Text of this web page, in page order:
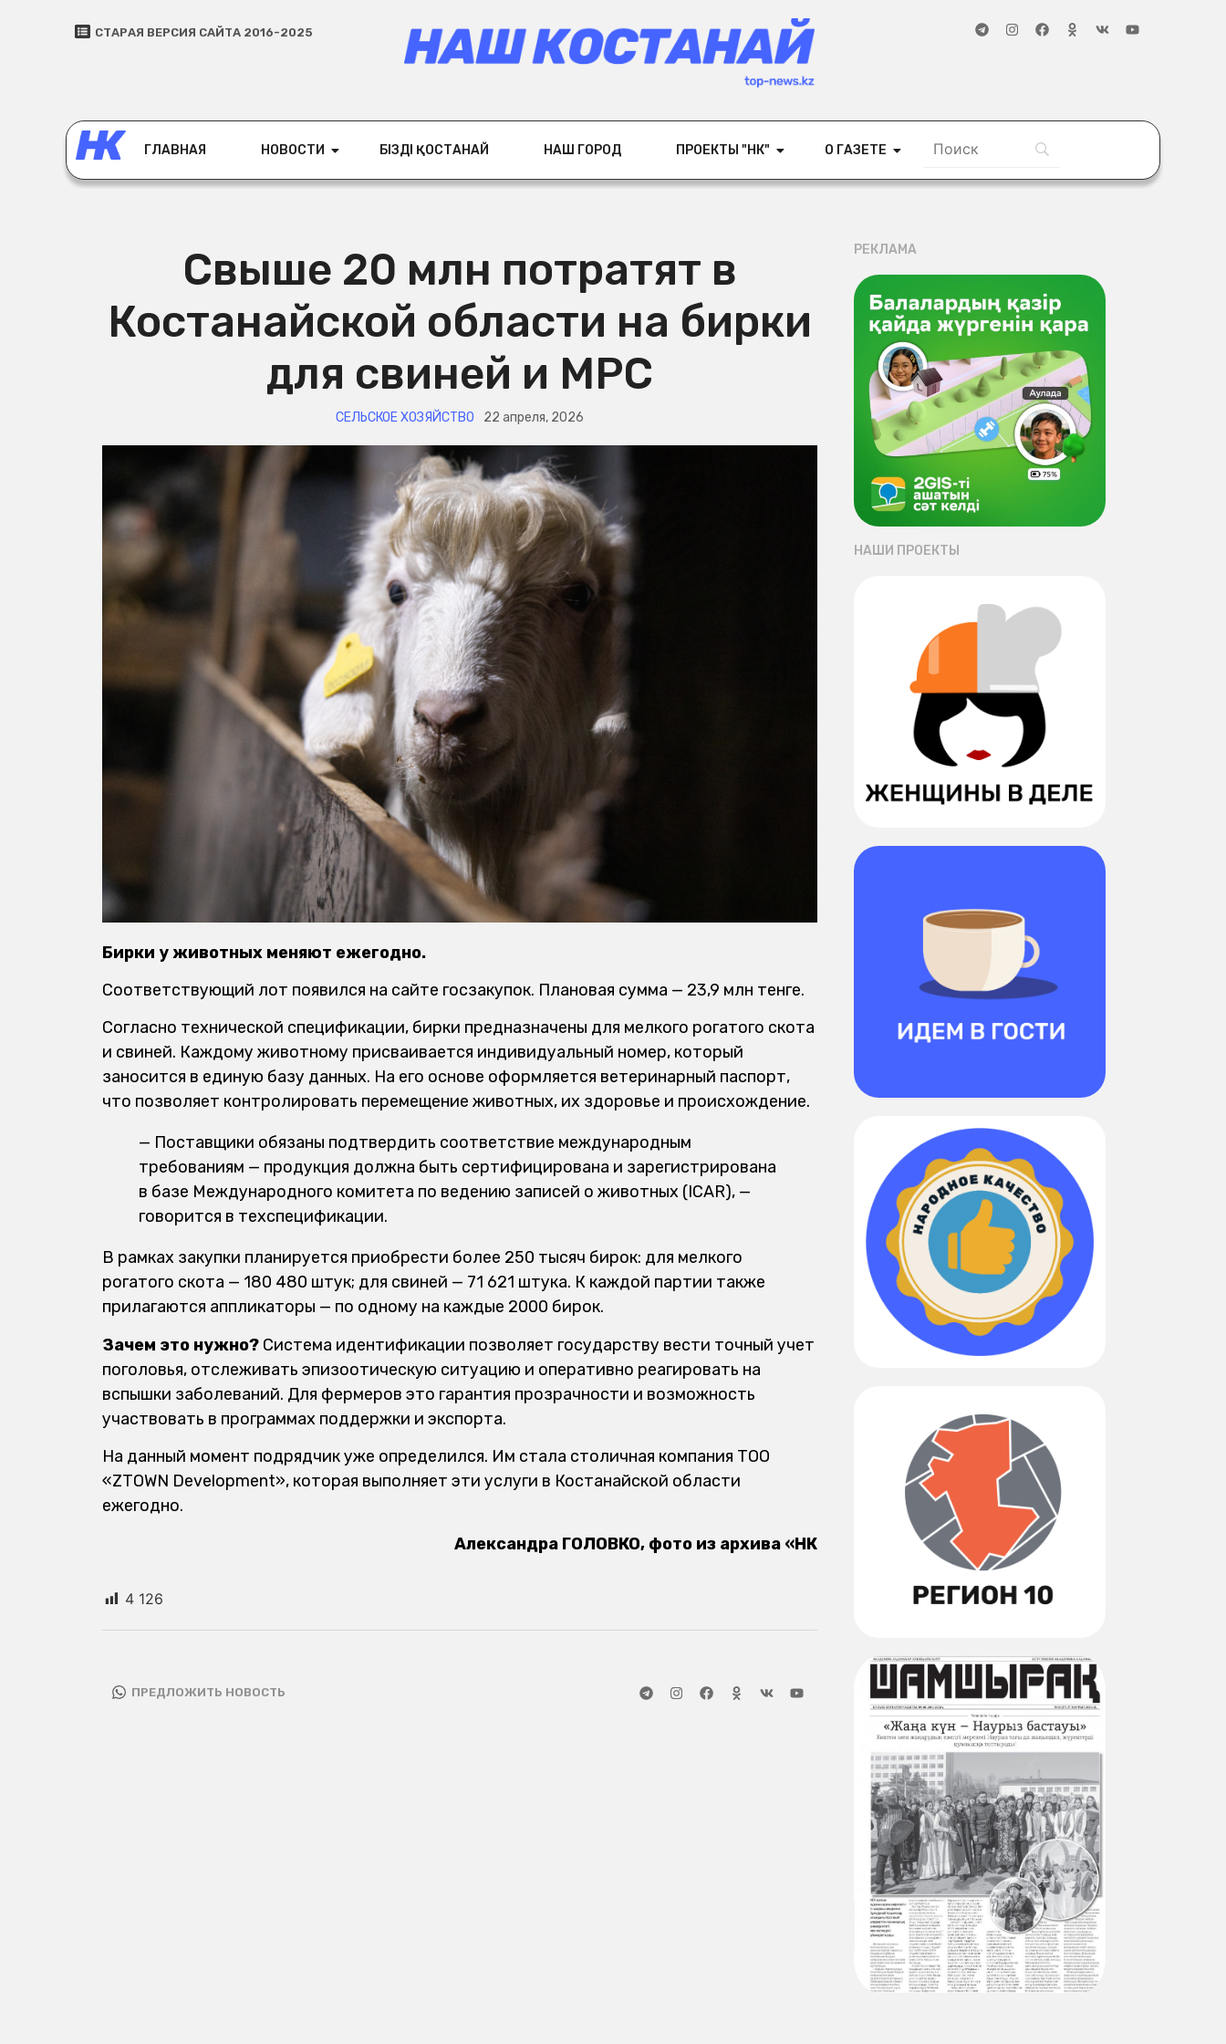
СТАРАЯ ВЕРСИЯ САЙТА 2016-2025
ГЛАВНАЯ НОВОСТИ БІЗДІҢ ҚОСТАНАЙ НАШ ГОРОД ПРОЕКТЫ "НК" О ГАЗЕТЕ
Свыше 20 млн потратят в
Костанайской области на бирки
для свиней и МРС
СЕЛЬСКОЕ ХОЗЯЙСТВО 22 апреля, 2026
Бирки у животных меняют ежегодно.
Соответствующий лот появился на сайте госзакупок. Плановая сумма — 23,9 млн тенге.
Согласно технической спецификации, бирки предназначены для мелкого рогатого скота
и свиней. Каждому животному присваивается индивидуальный номер, который
заносится в единую базу данных. На его основе оформляется ветеринарный паспорт,
что позволяет контролировать перемещение животных, их здоровье и происхождение.
— Поставщики обязаны подтвердить соответствие международным
требованиям — продукция должна быть сертифицирована и зарегистрирована
в базе Международного комитета по ведению записей о животных (ICAR), —
говорится в техспецификации.
В рамках закупки планируется приобрести более 250 тысяч бирок: для мелкого
рогатого скота — 180 480 штук; для свиней — 71 621 штука. К каждой партии также
прилагаются аппликаторы — по одному на каждые 2000 бирок.
Зачем это нужно? Система идентификации позволяет государству вести точный учет
поголовья, отслеживать эпизоотическую ситуацию и оперативно реагировать на
вспышки заболеваний. Для фермеров это гарантия прозрачности и возможность
участвовать в программах поддержки и экспорта.
На данный момент подрядчик уже определился. Им стала столичная компания ТОО
«ZTOWN Development», которая выполняет эти услуги в Костанайской области
ежегодно.
Александра ГОЛОВКО, фото из архива «НК
4 126
ПРЕДЛОЖИТЬ НОВОСТЬ
РЕКЛАМА
НАШИ ПРОЕКТЫ